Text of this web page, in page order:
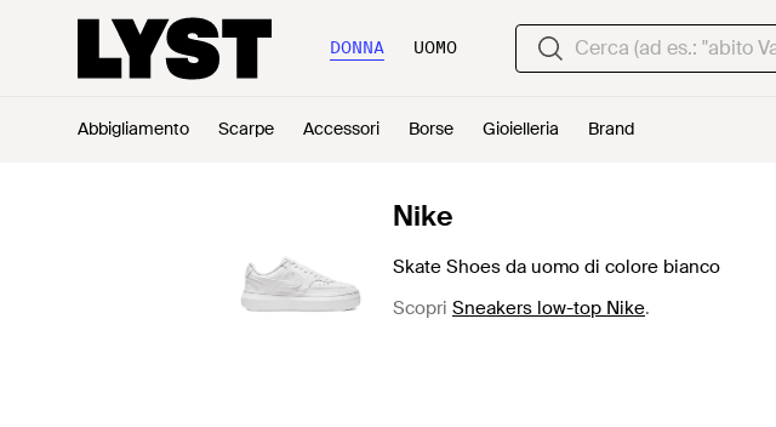
DONNA UOMO
Abbigliamento Scarpe Accessori Borse Gioielleria Brand
Nike
Skate Shoes da uomo di colore bianco
Scopri Sneakers low-top Nike.